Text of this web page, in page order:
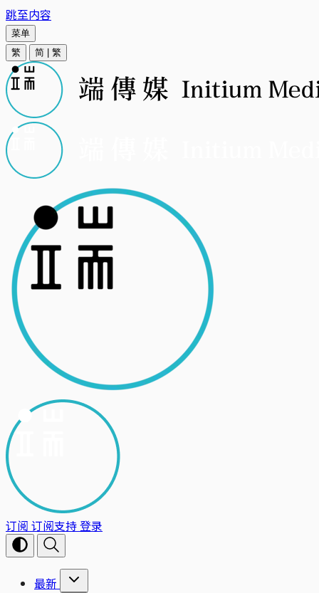
跳至内容
菜单
繁
简 繁
订阅 订阅支持登录
最新